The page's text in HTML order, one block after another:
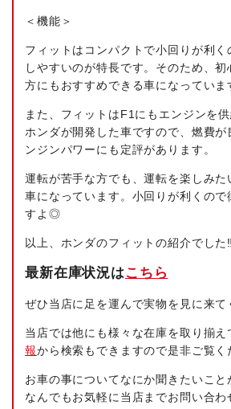
＜機能＞
フィットはコンパクトで小回りが利
しやすいのが特長です。そのため、
方にもおすすめできる車になっていま
また、フィットはF1にもエンジンを
ホンダが開発した車ですので、燃費が
ンジンパワーにも定評があります。
運転が苦手な方でも、運転を楽しみた
車になっています。小回りが利くの
すよ◎
以上、ホンダのフィットの紹介でした‼
最新在庫状況はこちら
ぜひ当店に足を運んで実物を見に来て
当店では他にも様々な在庫を取り揃え
報から検索もできますので是非ご覧く
お車の事についてなにか聞きたいこと
なんでもお気軽に当店までお問い合わ